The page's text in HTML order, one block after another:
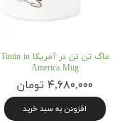
ماگ تن تن در آمریکا Tintin in
America Mug
۴,۶۸۰,۰۰۰ تومان
افزودن به سبد خرید